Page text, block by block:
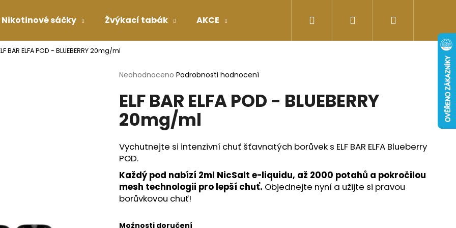
Nikotinové sáčky Žvýkací tabák AKCE Doplňky stravy Energy-kofeinové
Přihlášení
BAR ELFA POD - BLUEBERRY 20mg/ml
Průměrné
produktu
je
0,0
z
hvězdiček.
Neohodnoceno Podrobnosti hodnocení
ELF BAR ELFA POD - BLUEBERRY
20mg/ml
Vychutnejte si intenzivní chuť šťavnatých borůvek s ELF BAR ELFA Blueberry
POD.
Každý pod nabízí 2ml NicSalt e-liquidu, až 2000 potahů a pokročilou
mesh technologii pro lepší chuť. Objednejte nyní a užijte si pravou
borůvkovou chuť!
Možnosti doručení
Co potřebujete najít?
HLEDAT